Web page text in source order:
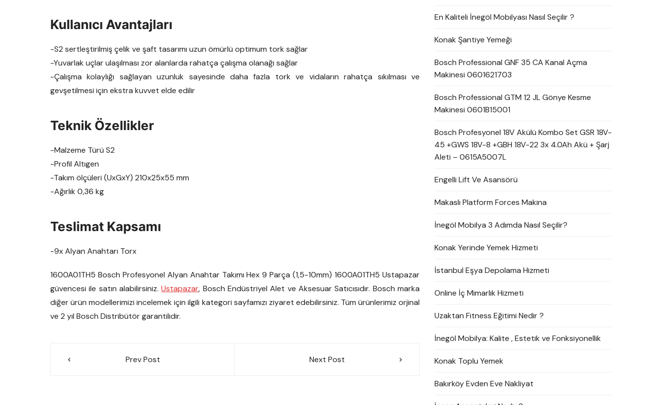
Kullanıcı Avantajları
-S2 sertleştirilmiş çelik ve şaft tasarımı uzun ömürlü optimum tork sağlar
-Yuvarlak uçlar ulaşılması zor alanlarda rahatça çalışma olanağı sağlar
-Çalışma kolaylığı sağlayan uzunluk sayesinde daha fazla tork ve vidaların rahatça sıkılması ve
gevşetilmesi için ekstra kuvvet elde edilir
Teknik Özellikler
-Malzeme Türü S2
-Profil Altıgen
-Takım ölçüleri (UxGxY) 210x25x55 mm
-Ağırlık 0,36 kg
Teslimat Kapsamı
-9x Alyan Anahtarı Torx
1600A01TH5 Bosch Profesyonel Alyan Anahtar Takımı Hex 9 Parça (1,5-10mm) 1600A01TH5 Ustapazar
güvencesi ile satın alabilirsiniz.Ustapazar, Bosch Endüstriyel Alet ve Aksesuar Satıcısıdır. Bosch marka
diğer ürün modellerimizi incelemek için ilgili kategori sayfamızı ziyaret edebilirsiniz. Tüm ürünlerimiz orjinal
ve 2 yıl Bosch Distribütör garantilidir.
Prev Post Next Post
En Kaliteli İnegöl Mobilyası Nasıl Seçilir ?
Konak Şantiye Yemeği
Bosch Professional GNF 35 CA Kanal Açma
Makinesi 0601621703
Bosch Professional GTM 12 JL Gönye Kesme
Makinesi 0601B15001
Bosch Profesyonel 18V Akülü Kombo Set GSR 18V-
45 +GWS 18V-8 +GBH 18V-22 3x 4.0Ah Akü + Şarj
Aleti – 0615A5007L
Engelli Lift Ve Asansörü
Makaslı Platform Forces Makina
İnegöl Mobilya 3 Adımda Nasıl Seçilir?
Konak Yerinde Yemek Hizmeti
İstanbul Eşya Depolama Hizmeti
Online İç Mimarlık Hizmeti
Uzaktan Fitness Eğitimi Nedir ?
İnegöl Mobilya: Kalite , Estetik ve Fonksiyonellik
Konak Toplu Yemek
Bakırköy Evden Eve Nakliyat